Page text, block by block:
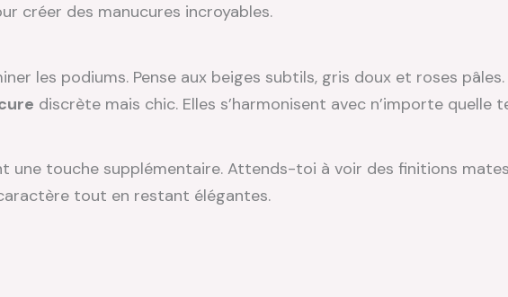
créer des manucures incroyables.
les podiums. Pense aux beiges subtils, gris doux et roses pâles.
discrète mais chic. Elles s’harmonisent avec n’importe quelle
une touche supplémentaire. Attends-toi à voir des finitions
tout en restant élégantes.